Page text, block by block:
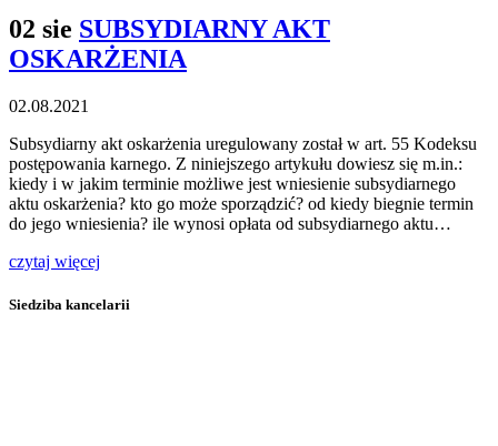
02 sie SUBSYDIARNY AKT
OSKARŻENIA
02.08.2021
Subsydiarny akt oskarżenia uregulowany został w art. 55 Kodeksu
postępowania karnego. Z niniejszego artykułu dowiesz się m.in.:
kiedy i w jakim terminie możliwe jest wniesienie subsydiarnego
aktu oskarżenia? kto go może sporządzić? od kiedy biegnie termin
do jego wniesienia? ile wynosi opłata od subsydiarnego aktu…
czytaj więcej
Siedziba kancelarii